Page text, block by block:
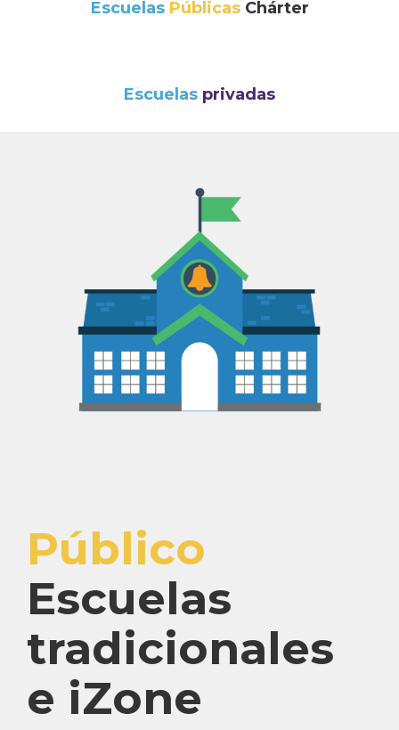
Escuelas Públicas Chárter
Escuelas privadas
Público
Escuelas
tradicionales
e iZone